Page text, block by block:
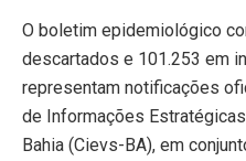
O boletim epidemiológico
descartados e 101.253 em
representam notificações
de Informações
Bahia (Cievs-BA), em